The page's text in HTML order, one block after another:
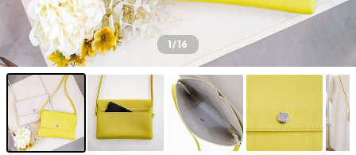
1/16